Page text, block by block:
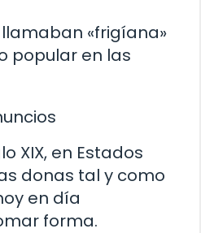
«frigíana»
popular en las
XIX, en Estados
donas tal y como
en día
forma.